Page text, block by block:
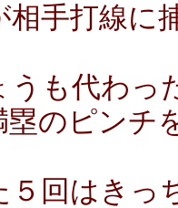
相手打線に
うも代わ
塁のピンチ
５回はきっ